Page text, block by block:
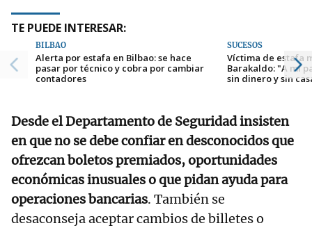
TE PUEDE INTERESAR:
BILBAO
Alerta por estafa en Bilbao: se hace
pasar por técnico y cobra por cambiar
contadores
SUCESOS
Víctima de estafa
Barakaldo: "A mi
sin dinero y sin
Desde el Departamento de Seguridad insisten
en que no se debe confiar en desconocidos que
ofrezcan boletos premiados, oportunidades
económicas inusuales o que pidan ayuda para
operaciones bancarias. También se
desaconseja aceptar cambios de billetes o